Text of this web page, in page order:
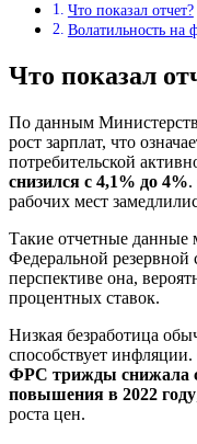
Что показал отчет?
Волатильность на
Что показал
По данным
рост зарплат, что
потребительской
снизился с 4,1% до 4%.
рабочих мест
Такие отчетные данные
Федеральной
перспективе она,
процентных ставок.
Низкая безработица
способствует
ФРС трижды снижала
повышения в 2022 году
роста цен.